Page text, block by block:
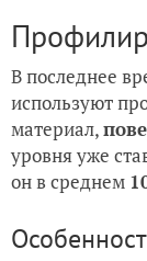
В последнее
используют
материал,
уровня уже
он в среднем